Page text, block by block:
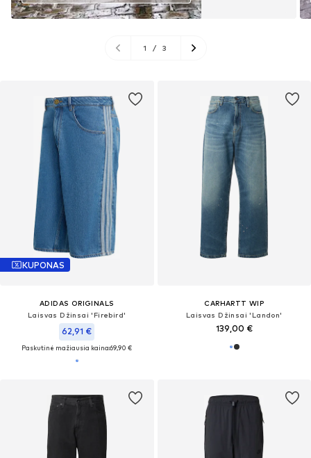
KUPONAS
ADIDAS ORIGINALS
Laisvas Džinsai 'Firebird'
62,91 €
Paskutinė mažiausia kaina:69,90 €
1 / 3
CARHARTT WIP
Laisvas Džinsai 'Landon'
139,00 €